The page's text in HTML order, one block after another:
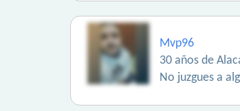
Mvp96
30 años de
No juzgues a